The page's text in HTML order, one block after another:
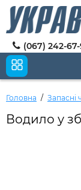
(067) 242-
Головна Запасні
Водило у